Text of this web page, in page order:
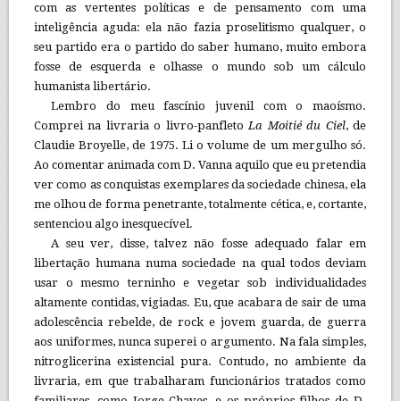
com as vertentes políticas e de pensamento com uma
inteligência aguda: ela não fazia proselitismo qualquer, o
seu partido era o partido do saber humano, muito embora
fosse de esquerda e olhasse o mundo sob um cálculo
humanista libertário.
Lembro do meu fascínio juvenil com o maoísmo.
Comprei na livraria o livro-panfletoLa Moitié du Ciel, de
Claudie Broyelle, de 1975. Li o volume de um mergulho só.
Ao comentar animada com D. Vanna aquilo que eu pretendia
ver como as conquistas exemplares da sociedade chinesa, ela
me olhou de forma penetrante, totalmente cética, e, cortante,
sentenciou algo inesquecível.
A seu ver, disse, talvez não fosse adequado falar em
libertação humana numa sociedade na qual todos deviam
usar o mesmo terninho e vegetar sob individualidades
altamente contidas, vigiadas. Eu, que acabara de sair de uma
adolescência rebelde, de rock e jovem guarda, de guerra
aos uniformes, nunca superei o argumento. Na fala simples,
nitroglicerina existencial pura. Contudo, no ambiente da
livraria, em que trabalharam funcionários tratados como